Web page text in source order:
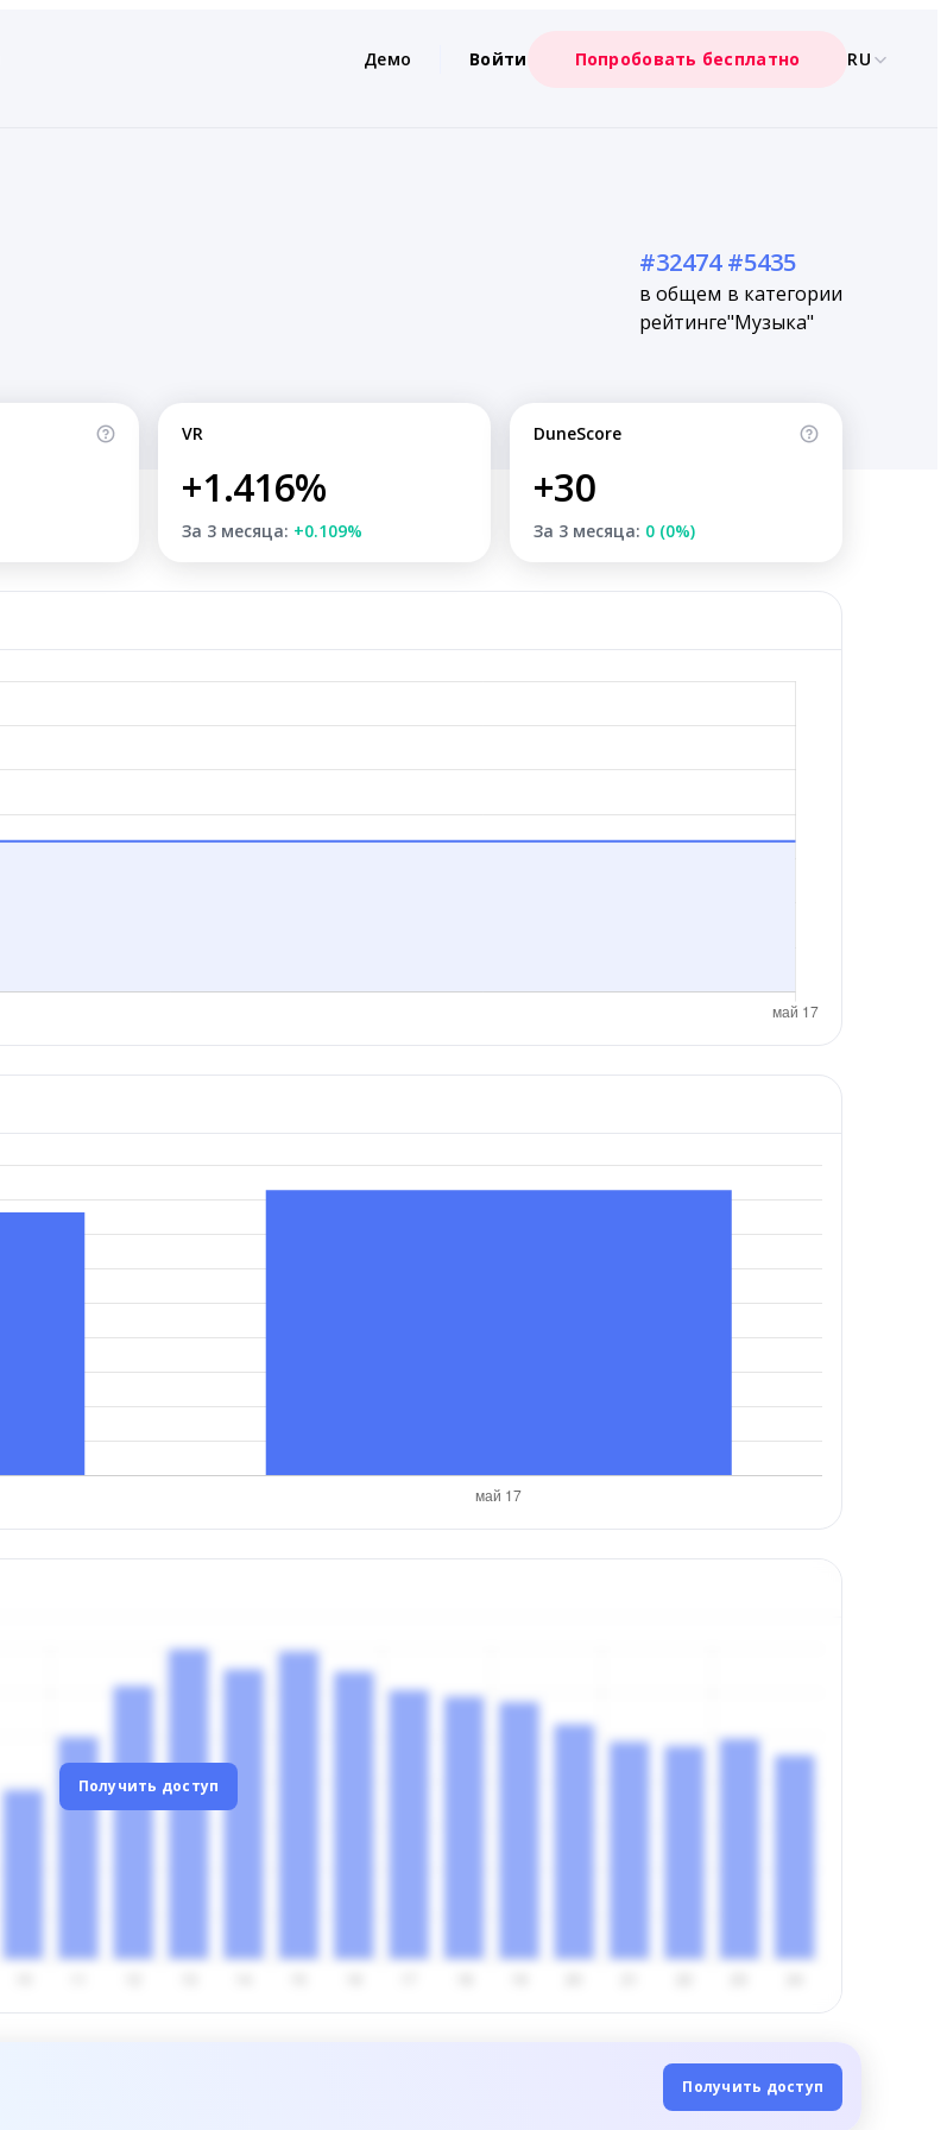
Демо Войти Попробовать бесплатно RU
#32474
в общем
рейтинге
#5435
в категории
"Музыка"
VR
+1.416%
За 3 месяца: +0.109%
DuneScore
+30
За 3 месяца: 0 (0%)
Получить доступ
Получить доступ